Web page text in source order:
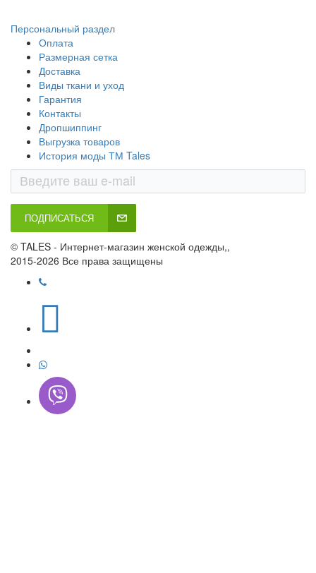
Персональный раздел
Оплата
Размерная сетка
Доставка
Виды ткани и уход
Гарантия
Контакты
Дропшиппинг
Выгрузка товаров
История моды ТМ Tales
ПОДПИСАТЬСЯ
© TALES - Интернет-магазин женской одежды,,
2015-2026 Все права защищены